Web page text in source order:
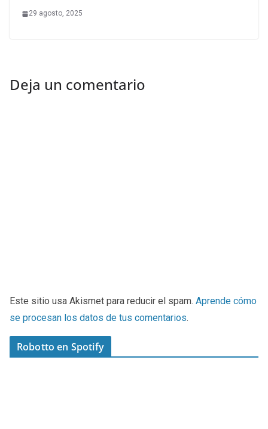
29 agosto, 2025
Deja un comentario
Este sitio usa Akismet para reducir el spam. Aprende cómo
se procesan los datos de tus comentarios.
Robotto en Spotify